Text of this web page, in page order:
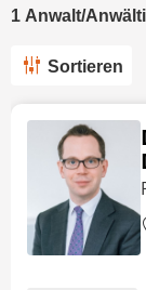
1 Anwalt/
Sortieren